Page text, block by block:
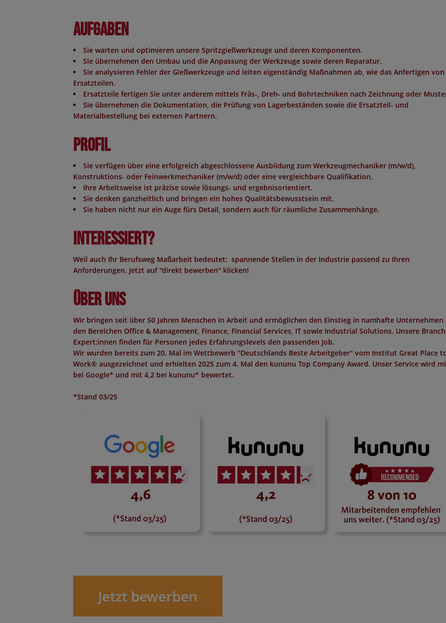
Aufgaben
Sie warten und optimieren unsere Spritzgießwerkzeuge und deren Komponenten.
Sie übernehmen den Umbau und die Anpassung der Werkzeuge sowie deren Reparatur.
Sie analysieren Fehler der Gießwerkzeuge und leiten eigenständig Maßnahmen ab, wie das Anfertigen von
Ersatzteilen.
Ersatzteile fertigen Sie unter anderem mittels Fräs-, Dreh- und Bohrtechniken nach Zeichnung oder
Sie übernehmen die Dokumentation, die Prüfung von Lagerbeständen sowie die Ersatzteil- und
Materialbestellung bei externen Partnern.
Profil
Sie verfügen über eine erfolgreich abgeschlossene Ausbildung zum Werkzeugmechaniker (m/w/d),
Konstruktions- oder Feinwerkmechaniker (m/w/d) oder eine vergleichbare Qualifikation.
Ihre Arbeitsweise ist präzise sowie lösungs- und ergebnisorientiert.
Sie denken ganzheitlich und bringen ein hohes Qualitätsbewusstsein mit.
Sie haben nicht nur ein Auge fürs Detail, sondern auch für räumliche Zusammenhänge.
Interessiert?
Weil auch Ihr Berufsweg Maßarbeit bedeutet: spannende Stellen in der Industrie passend zu Ihren
Anforderungen. Jetzt auf "direkt bewerben" klicken!
Über uns
Wir bringen seit über 50 Jahren Menschen in Arbeit und ermöglichen den Einstieg in namhafte Unternehmen
den Bereichen Office & Management, Finance, Financial Services, IT sowie Industrial Solutions. Unsere
Expert:innen finden für Personen jedes Erfahrungslevels den passenden Job.
Wir wurden bereits zum 20. Mal im Wettbewerb "Deutschlands Beste Arbeitgeber" vom Institut Great Place
Work® ausgezeichnet und erhielten 2025 zum 4. Mal den kununu Top Company Award. Unser Service wird
bei Google* und mit 4,2 bei kununu* bewertet.
*Stand 03/25
Jetzt bewerben